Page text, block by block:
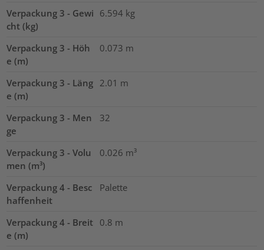
Verpackung 3 - Gewi
cht (kg)
6.594 kg
Verpackung 3 - Höh
e (m)
0.073 m
Verpackung 3 - Läng
e (m)
2.01 m
Verpackung 3 - Men
ge
32
Verpackung 3 - Volu
men (m³)
0.026 m³
Verpackung 4 - Besc
haffenheit
Palette
Verpackung 4 - Breit
e (m)
0.8 m